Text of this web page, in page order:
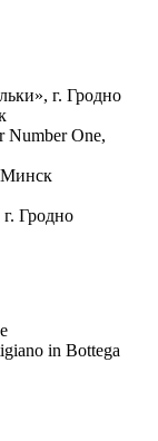
г. Гродно
Number One,
Минск
Гродно
in Bottega